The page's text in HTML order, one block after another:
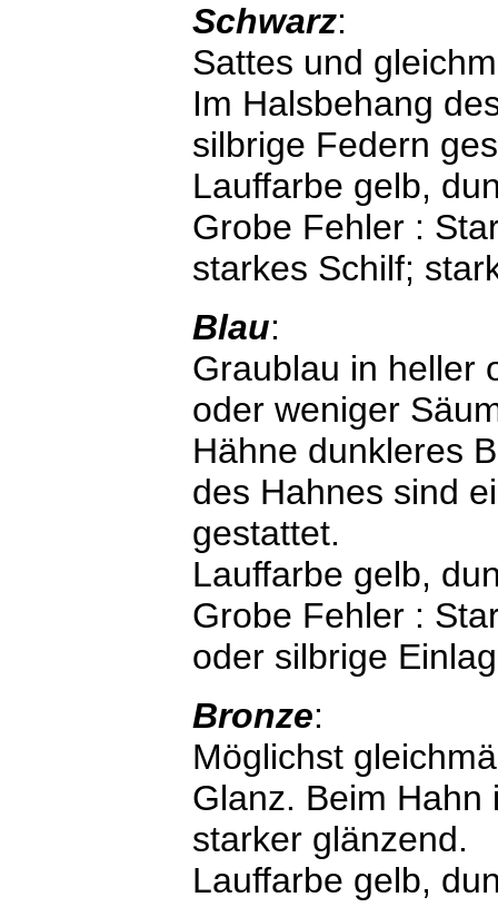
Schwarz:
Sattes und
Im Halsbehang
silbrige Federn
Lauffarbe gelb,
Grobe Fehler :
starkes Schilf;
Blau:
Graublau in heller
oder weniger
Hähne dunkleres
des Hahnes sind
gestattet.
Lauffarbe gelb,
Grobe Fehler :
oder silbrige
Bronze:
Möglichst
Glanz. Beim Hahn
starker glänzend.
Lauffarbe gelb,